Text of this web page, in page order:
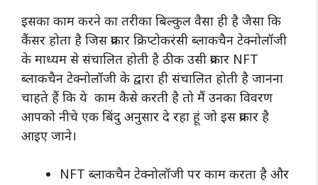
इसका काम करने का तरीका बिल्कुल वैसा ही है जैसा कि
कैंसर होता है जिस प्रकार क्रिप्टोकरंसी ब्लाकचैन टेक्नोलॉजी
के माध्यम से संचालित होती है ठीक उसी प्रकार NFT
ब्लाकचैन टेक्नोलॉजी के द्वारा ही संचालित होती है जानना
चाहते हैं कि ये काम कैसे करती है तो मैं उनका विवरण
आपको नीचे एक बिंदु अनुसार दे रहा हूं जो इस प्रकार है
आइए जाने।
NFT ब्लाकचैन टेक्नोलॉजी पर काम करता है और